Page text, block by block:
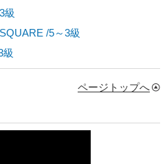
級
/5～3級
級
ページトップへ